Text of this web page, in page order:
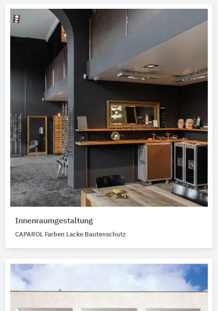
Innenraumgestaltung
CAPAROL Farben Lacke Bautenschutz